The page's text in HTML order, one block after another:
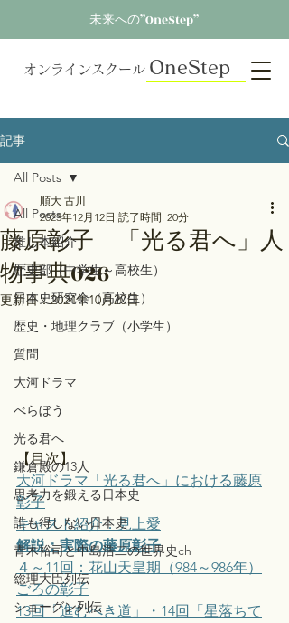
未来への”OneStep”
オンラインスクール OneStep
記事
All Posts
推し本紹介
歴史部（中学生～高校生）
日本史研究会（高校生）
歴史・地理クラブ（小学生）
質問
大河ドラマ
べらぼう
光る君へ
鎌倉殿の13人
思考力を鍛える日本史
誰も得しない日本史
青木裕司と中島浩二の世界史ch
総理大臣列伝
ショーグン列伝
All Posts
藤原彰子 「光る君へ」人
物事典026
順大 古川
2023年12月12日 読了時間: 20分
更新日：2024年10月20日
【目次】
大河ドラマ「光る君へ」における藤原
彰子
キャスト紹介：見上愛
解説：実際の藤原彰子
４～11回：花山天皇期（984～986年）
ごろの彰子
13回「進むべき道」・14回「星落ちて